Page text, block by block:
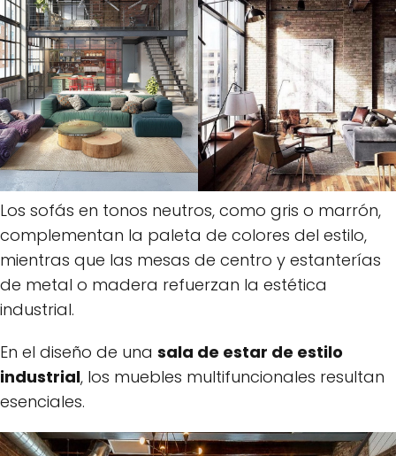
Los sofás en tonos neutros, como gris o marrón,
complementan la paleta de colores del estilo,
mientras que las mesas de centro y estanterías
de metal o madera refuerzan la estética
industrial.
En el diseño de una sala de estar de estilo
industrial, los muebles multifuncionales resultan
esenciales.